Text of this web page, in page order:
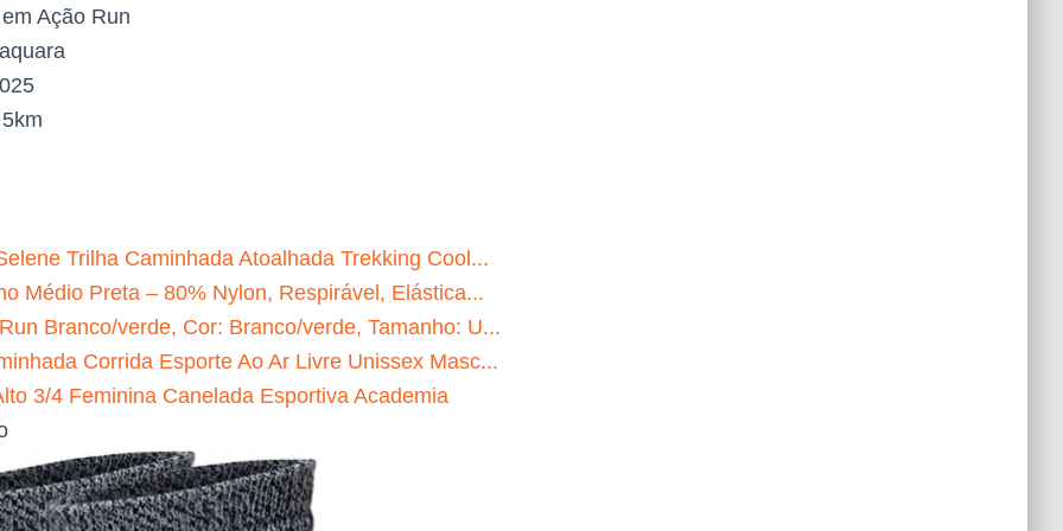
Ação Run
5km
Trilha Caminhada Atoalhada Trekking Cool...
Médio Preta – 80% Nylon, Respirável, Elástica...
Branco/verde, Cor: Branco/verde, Tamanho: U...
Corrida Esporte Ao Ar Livre Unissex Masc...
3/4 Feminina Canelada Esportiva Academia